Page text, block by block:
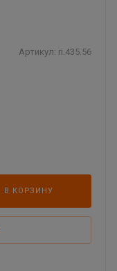
Артикул: ri.435.56
В КОРЗИНУ